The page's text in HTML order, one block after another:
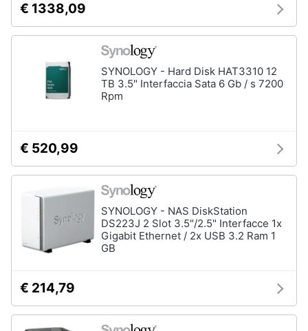
Sport
Motori
dvd
Festività
ricorrenze
Servizi
€ 1338,09
SYNOLOGY - Hard Disk HAT3310 12
TB 3.5" Interfaccia Sata 6 Gb / s 7200
Rpm
€ 520,99
SYNOLOGY - NAS DiskStation
DS223J 2 Slot 3.5"/2.5" Interfacce 1x
Gigabit Ethernet / 2x USB 3.2 Ram 1
GB
€ 214,79